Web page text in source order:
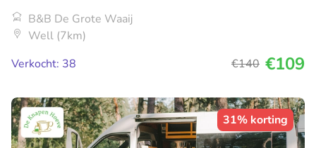
B&B De Grote Waaij
Well (7km)
Verkocht: 38
€140 €109
31% korting